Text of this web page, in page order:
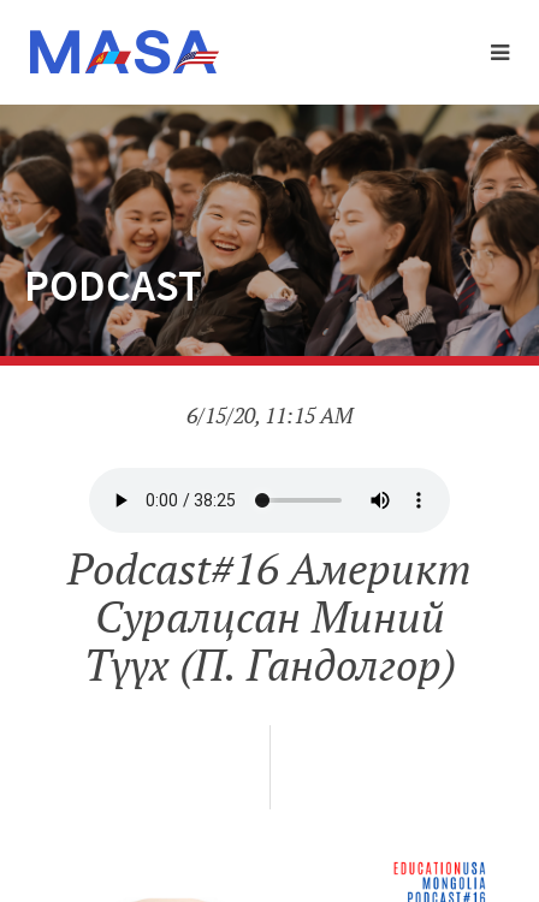
PODCAST
6/15/20, 11:15 AM
Podcast#16 Aмерикт
Суралцсан Миний
Түүх (П. Гандолгор)